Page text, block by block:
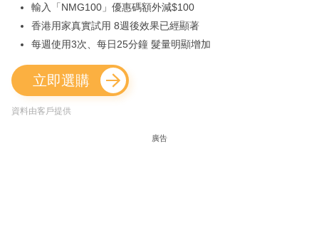
輸入「NMG100」優惠碼額外減$100
香港用家真實試用 8週後效果已經顯著
每週使用3次、每日25分鐘 髮量明顯增加
立即選購
資料由客戶提供
廣告